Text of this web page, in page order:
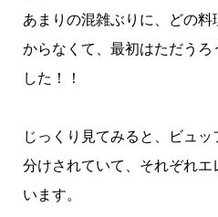
あまりの混雑ぶりに、どの
からなくて、最初はただうろ
した！！
じっくり見てみると、ビュ
分けされていて、それぞれエ
います。